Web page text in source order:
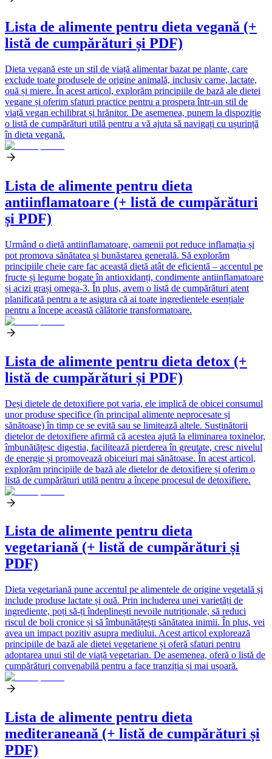
Lista de alimente pentru dieta vegană (+
listă de cumpărături și PDF)
Dieta vegană este un stil de viață alimentar bazat pe plante, care
exclude toate produsele de origine animală, inclusiv carne, lactate,
ouă și miere. În acest articol, explorăm principiile de bază ale dietei
vegane și oferim sfaturi practice pentru a prospera într-un stil de
viață vegan echilibrat și hrănitor. De asemenea, punem la dispoziție
o listă de cumpărături utilă pentru a vă ajuta să navigați cu ușurință
în dieta vegană.
Lista de alimente pentru dieta
antiinflamatoare (+ listă de cumpărături
și PDF)
Urmând o dietă antiinflamatoare, oamenii pot reduce inflamația și
pot promova sănătatea și bunăstarea generală. Să explorăm
principiile cheie care fac această dietă atât de eficientă – accentul pe
fructe și legume bogate în antioxidanți, condimente antiinflamatoare
și acizi grași omega-3. În plus, avem o listă de cumpărături atent
planificată pentru a te asigura că ai toate ingredientele esențiale
pentru a începe această călătorie transformatoare.
Lista de alimente pentru dieta detox (+
listă de cumpărături și PDF)
Deși dietele de detoxifiere pot varia, ele implică de obicei consumul
unor produse specifice (în principal alimente neprocesate și
sănătoase) în timp ce se evită sau se limitează altele. Susținătorii
dietelor de detoxifiere afirmă că acestea ajută la eliminarea toxinelor,
îmbunătățesc digestia, facilitează pierderea în greutate, cresc nivelul
de energie și promovează obiceiuri mai sănătoase. În acest articol,
explorăm principiile de bază ale dietelor de detoxifiere și oferim o
listă de cumpărături utilă pentru a începe procesul de detoxifiere.
Lista de alimente pentru dieta
vegetariană (+ listă de cumpărături și
PDF)
Dieta vegetariană pune accentul pe alimentele de origine vegetală și
include produse lactate și ouă. Prin includerea unei varietăți de
ingrediente, poți să-ți îndeplinești nevoile nutriționale, să reduci
riscul de boli cronice și să îmbunătățești sănătatea inimii. În plus, vei
avea un impact pozitiv asupra mediului. Acest articol explorează
principiile de bază ale dietei vegetariene și oferă sfaturi pentru
adoptarea unui stil de viață vegetarian. De asemenea, oferă o listă de
cumpărături convenabilă pentru a face tranziția și mai ușoară.
Lista de alimente pentru dieta
mediteraneană (+ listă de cumpărături și
PDF)